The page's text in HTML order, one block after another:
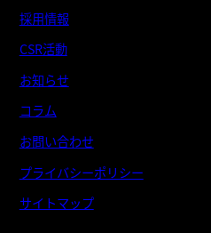
採用情報
CSR活動
お知らせ
コラム
お問い合わせ
プライバシーポリシー
サイトマップ